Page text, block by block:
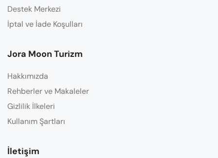
Destek Merkezi
İptal ve İade Koşulları
Jora Moon Turizm
Hakkımızda
Rehberler ve Makaleler
Gizlilik İlkeleri
Kullanım Şartları
İletişim